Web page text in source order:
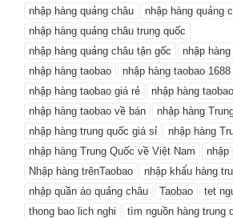
nhập hàng quảng châu
nhập hàng quảng
nhập hàng quảng châu trung quốc
nhập hàng quảng châu tận gốc
nhập
nhập hàng taobao
nhập hàng taobao 1688
nhập hàng taobao giá rẻ
nhập hàng
nhập hàng taobao về bán
nhập hàng
nhập hàng trung quốc giá sỉ
nhập hàng
nhập hàng Trung Quốc về Việt Nam
nhập
Nhập hàng trênTaobao
nhập khẩu hàng
nhập quần áo quảng châu
Taobao
tet
thong bao lich nghi
tìm nguồn hàng trung